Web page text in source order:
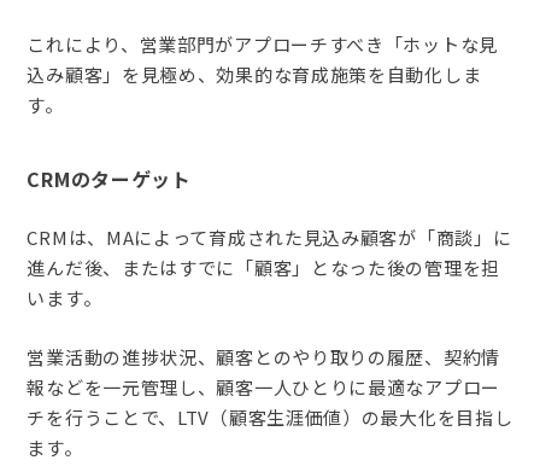
これにより、営業部門がアプローチすべき「ホットな見
込み顧客」を見極め、効果的な育成施策を自動化しま
す。
CRMのターゲット
CRMは、MAによって育成された見込み顧客が「商談」に
進んだ後、またはすでに「顧客」となった後の管理を担
います。
営業活動の進捗状況、顧客とのやり取りの履歴、契約情
報などを一元管理し、顧客一人ひとりに最適なアプロー
チを行うことで、LTV（顧客生涯価値）の最大化を目指し
ます。